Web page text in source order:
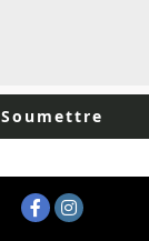
Soumettre